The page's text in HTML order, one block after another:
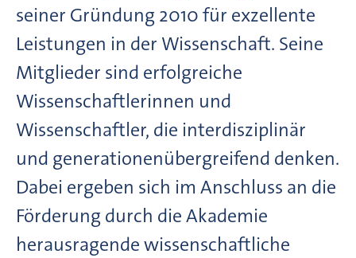
seiner Gründung 2010 für exzellente
Leistungen in der Wissenschaft. Seine
Mitglieder sind erfolgreiche
Wissenschaftlerinnen und
Wissenschaftler, die interdisziplinär
und generationenübergreifend denken.
Dabei ergeben sich im Anschluss an die
Förderung durch die Akademie
herausragende wissenschaftliche